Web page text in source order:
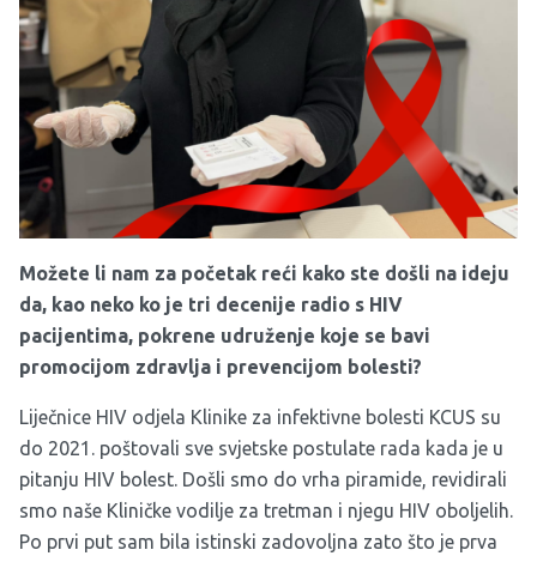
Možete li nam za početak reći kako ste došli na ideju
da, kao neko ko je tri decenije radio s HIV
pacijentima, pokrene udruženje koje se bavi
promocijom zdravlja i prevencijom bolesti?
Liječnice HIV odjela Klinike za infektivne bolesti KCUS su
do 2021. poštovali sve svjetske postulate rada kada je u
pitanju HIV bolest. Došli smo do vrha piramide, revidirali
smo naše Kliničke vodilje za tretman i njegu HIV oboljelih.
Po prvi put sam bila istinski zadovoljna zato što je prva